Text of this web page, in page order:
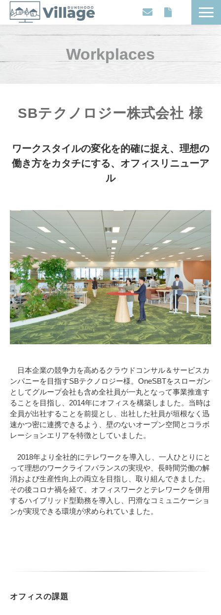
Workplaces
Movies
Workplaces
SBテクノロジー株式会社 様
ワークスタイルの変化を的確に捉え、理想の
働き方をカタチにする、オフィスリニューア
ル
日本企業の競争力を高めるクラウドコンサル＆サービスカ
ンパニーを目指すSBテクノロジー様。OneSBTをスローガン
としてグループ会社も含め全社員が一丸となって事業推進す
ることを目指し、2014年にオフィスを構築しました。当時は
全員が出社することを前提とし、出社した社員が垣根なく迅
速かつ密に連携できるよう、壁のないオープン空間とコラボ
レーションエリアを特徴としていました。
2018年より全社的にテレワークを導入し、一人ひとりにと
って理想のワークライフバランスの実現や、長時間労働の解
消および生産性向上の両立を目指し、取り組んできました。
その後コロナ禍を経て、オフィスワークとテレワークを併用
するハイブリッド型勤務を導入し、円滑なコミュニケーショ
ンが実現できる環境が求められていました。
オフィスの課題